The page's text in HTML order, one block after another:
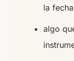
la
algo